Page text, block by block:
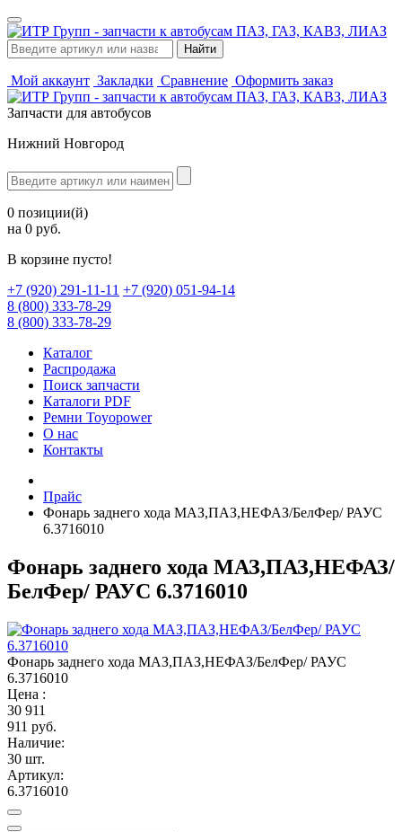
Мой аккаунт Закладки Сравнение Оформить заказ
Запчасти для автобусов
Нижний Новгород
0 позиции(й)
на 0 руб.
В корзине пусто!
‪+7 (920) 291-11-11 +7 (920) 051-94-14
8 (800) 333-78-29
8 (800) 333-78-29
Каталог
Распродажа
Поиск запчасти
Каталоги PDF
Ремни Toyopower
О нас
Контакты
Прайс
Фонарь заднего хода МАЗ,ПАЗ,НЕФАЗ/БелФер/ РАУС
6.3716010
Фонарь заднего хода МАЗ,ПАЗ,НЕФАЗ/
БелФер/ РАУС 6.3716010
Фонарь заднего хода МАЗ,ПАЗ,НЕФАЗ/БелФер/ РАУС
6.3716010
Цена :
30 911
911 руб.
Наличие:
30 шт.
Артикул:
6.3716010